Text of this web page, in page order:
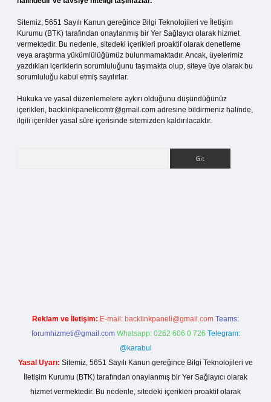
Sitemiz, 5651 Sayılı Kanun gereğince Bilgi Teknolojileri ve İletişim
Kurumu (BTK) tarafından onaylanmış bir Yer Sağlayıcı olarak hizmet
vermektedir. Bu nedenle, sitedeki içerikleri proaktif olarak denetleme
veya araştırma yükümlülüğümüz bulunmamaktadır. Ancak, üyelerimiz
yazdıkları içeriklerin sorumluluğunu taşımakta olup, siteye üye olarak bu
sorumluluğu kabul etmiş sayılırlar.
Hukuka ve yasal düzenlemelere aykırı olduğunu düşündüğünüz
içerikleri, backlinkpanelicomtr@gmail.com adresine bildirmeniz halinde,
ilgili içerikler yasal süre içerisinde sitemizden kaldırılacaktır.
Reklam ve İletişim: E-mail: backlinkpaneli@gmail.com Teams:
forumhizmeti@gmail.com Whatsapp: 0262 606 0 726 Telegram:
@karabul
Yasal Uyarı: Sitemiz, 5651 Sayılı Kanun gereğince Bilgi Teknolojileri ve
İletişim Kurumu (BTK) tarafından onaylanmış bir Yer Sağlayıcı olarak
hizmet vermektedir. Bu nedenle, sitedeki içerikleri proaktif olarak